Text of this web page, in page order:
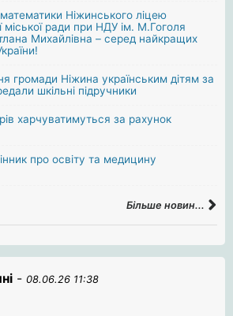
Ніжинського ліцею
міської ради при НДУ ім. М.Гоголя
Михайлівна – серед найкращих
громади Ніжина українським дітям за
шкільні підручники
харчуватимуться за рахунок
про освіту та медицину
Більше новин...
- 08.06.26 11:38